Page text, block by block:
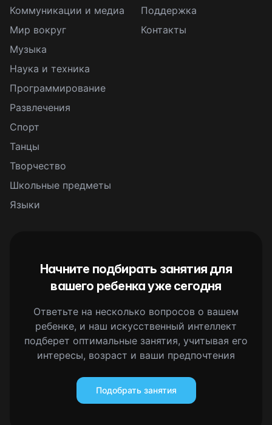
Коммуникации и медиа
Мир вокруг
Музыка
Наука и техника
Программирование
Развлечения
Спорт
Танцы
Творчество
Школьные предметы
Языки
Поддержка
Контакты
Начните подбирать занятия для
вашего ребенка уже сегодня
Ответьте на несколько вопросов о вашем
ребенке, и наш искусственный интеллект
подберет оптимальные занятия, учитывая его
интересы, возраст и ваши предпочтения
Подобрать занятия